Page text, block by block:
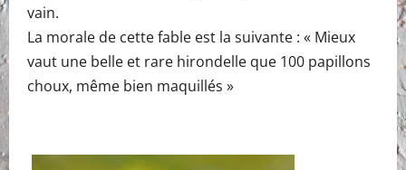
vain.
La morale de cette fable est la suivante : « Mieux
vaut une belle et rare hirondelle que 100 papillons
choux, même bien maquillés »